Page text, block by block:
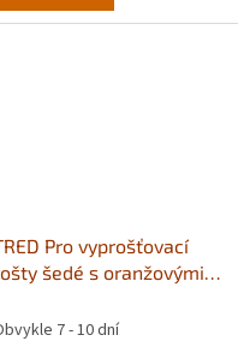
Pro vyprošťovací
šedé s oranžovými
7 - 10 dní